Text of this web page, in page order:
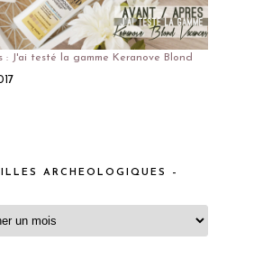
: J'ai testé la gamme Keranove Blond
ARCHEOLOGIQUES –